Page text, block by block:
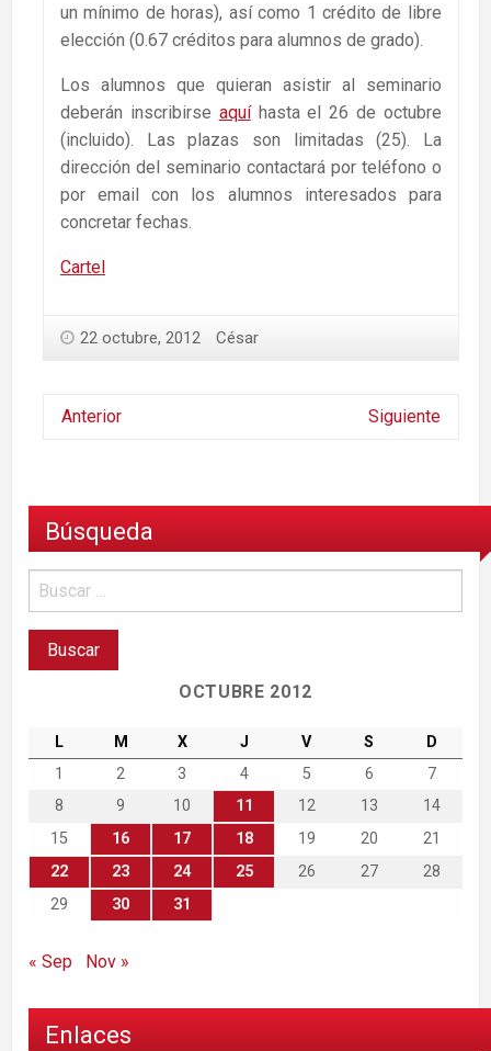
un mínimo de horas), así como 1 crédito de libre
elección (0.67 créditos para alumnos de grado).
Los alumnos que quieran asistir al seminario
deberán inscribirse aquíhasta el 26 de octubre
(incluido). Las plazas son limitadas (25). La
dirección del seminario contactará por teléfono o
por email con los alumnos interesados para
concretar fechas.
Cartel
22 octubre, 2012 César
Anterior Siguiente
Búsqueda
OCTUBRE 2012
L M X J V S
D
1
2 3 4 5 6
7
8
9 10 11 12 13
14
15
16 17 18 19 20
21
22
23 24 25 26 27
28
29
30 31
« Sep Nov »
Enlaces